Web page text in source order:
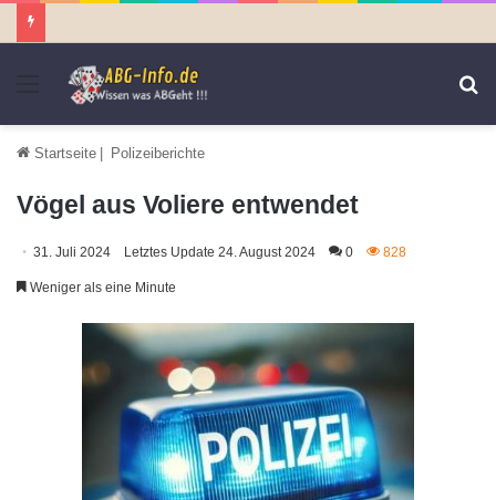
Menü
Startseite | Polizeiberichte
Vögel aus Voliere entwendet
31. Juli 2024 Letztes Update 24. August 2024 0 828
Weniger als eine Minute